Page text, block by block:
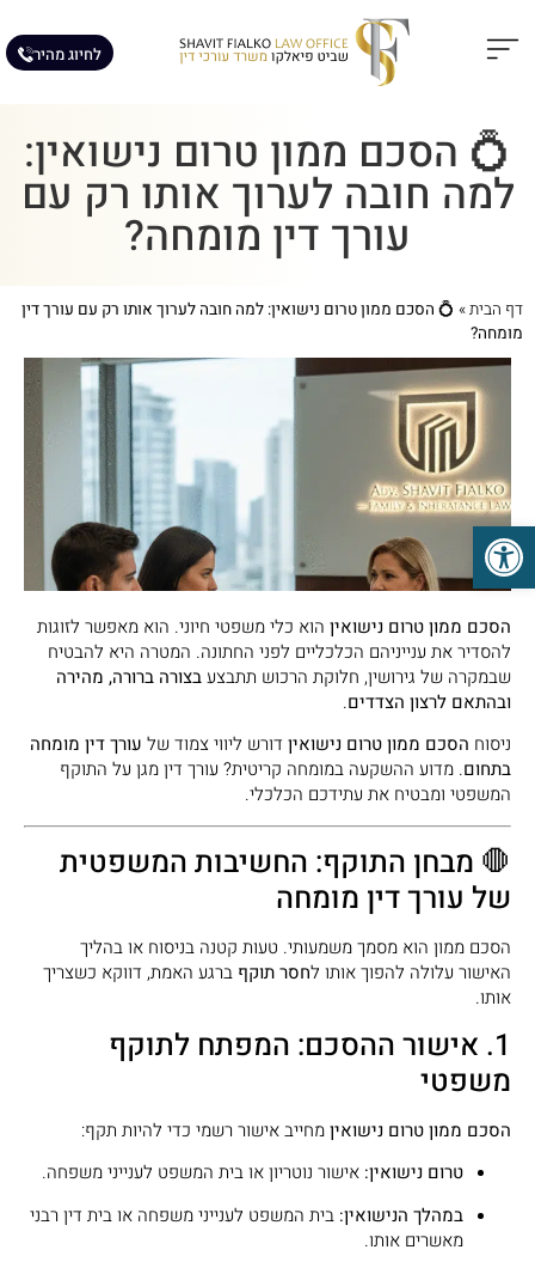
לחיוג מהיר
💍 הסכם ממון טרום נישואין:
למה חובה לערוך אותו רק עם
עורך דין מומחה?
דף הבית» 💍 הסכם ממון טרום נישואין: למה חובה לערוך אותו רק עם עורך דין
מומחה?
הסכם ממון טרום נישואין הוא כלי משפטי חיוני. הוא מאפשר לזוגות
להסדיר את ענייניהם הכלכליים לפני החתונה. המטרה היא להבטיח
שבמקרה של גירושין, חלוקת הרכוש תתבצעבצורה ברורה, מהירה
ובהתאם לרצון הצדדים.
ניסוח הסכם ממון טרום נישואין דורש ליווי צמוד של עורך דין מומחה
בתחום. מדוע ההשקעה במומחה קריטית? עורך דין מגן על התוקף
המשפטי ומבטיח את עתידכם הכלכלי.
🛑 מבחן התוקף: החשיבות המשפטית
של עורך דין מומחה
הסכם ממון הוא מסמך משמעותי. טעות קטנה בניסוח או בהליך
האישור עלולה להפוך אותו לחסר תוקף ברגע האמת, דווקא כשצריך
אותו.
1. אישור ההסכם: המפתח לתוקף
משפטי
הסכם ממון טרום נישואיןמחייב אישור רשמי כדי להיות תקף:
טרום נישואין: אישור נוטריון או בית המשפט לענייני משפחה.
במהלך הנישואין: בית המשפט לענייני משפחה או בית דין רבני
מאשרים אותו.
פתח סרגל נגישות